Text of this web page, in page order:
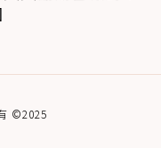
©2025